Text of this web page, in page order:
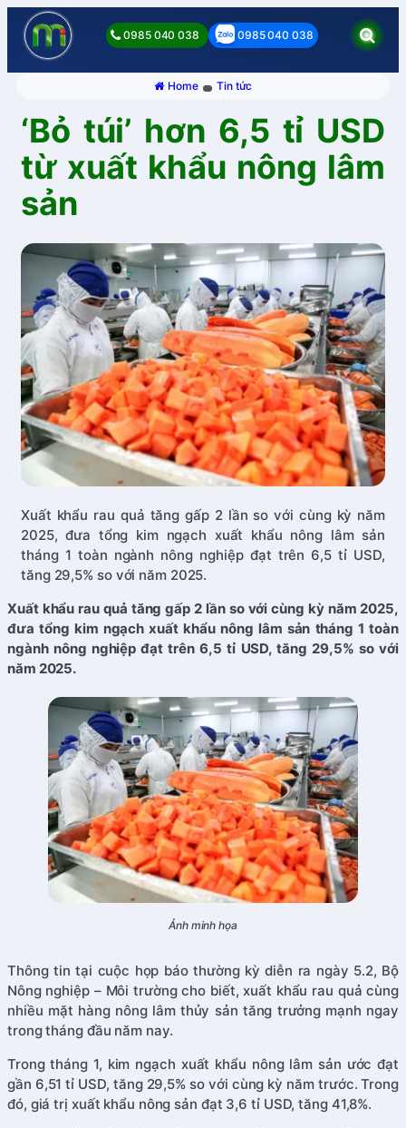
0985 040 038 0985 040 038
Home Tin tức
‘Bỏ túi’ hơn 6,5 tỉ USD
từ xuất khẩu nông lâm
sản
Xuất khẩu rau quả tăng gấp 2 lần so với cùng kỳ năm
2025, đưa tổng kim ngạch xuất khẩu nông lâm sản
tháng 1 toàn ngành nông nghiệp đạt trên 6,5 tỉ USD,
tăng 29,5% so với năm 2025.
Xuất khẩu rau quả tăng gấp 2 lần so với cùng kỳ năm 2025,
đưa tổng kim ngạch xuất khẩu nông lâm sản tháng 1 toàn
ngành nông nghiệp đạt trên 6,5 tỉ USD, tăng 29,5% so với
năm 2025.
Ảnh minh họa
Thông tin tại cuộc họp báo thường kỳ diễn ra ngày 5.2, Bộ
Nông nghiệp – Môi trường cho biết, xuất khẩu rau quả cùng
nhiều mặt hàng nông lâm thủy sản tăng trưởng mạnh ngay
trong tháng đầu năm nay.
Trong tháng 1, kim ngạch xuất khẩu nông lâm sản ước đạt
gần 6,51 tỉ USD, tăng 29,5% so với cùng kỳ năm trước. Trong
đó, giá trị xuất khẩu nông sản đạt 3,6 tỉ USD, tăng 41,8%.